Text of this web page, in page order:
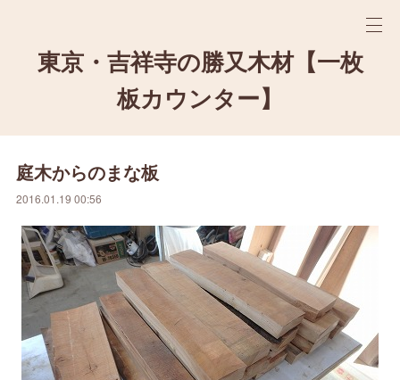
東京・吉祥寺の勝又木材【一枚
板カウンター】
庭木からのまな板
2016.01.19 00:56